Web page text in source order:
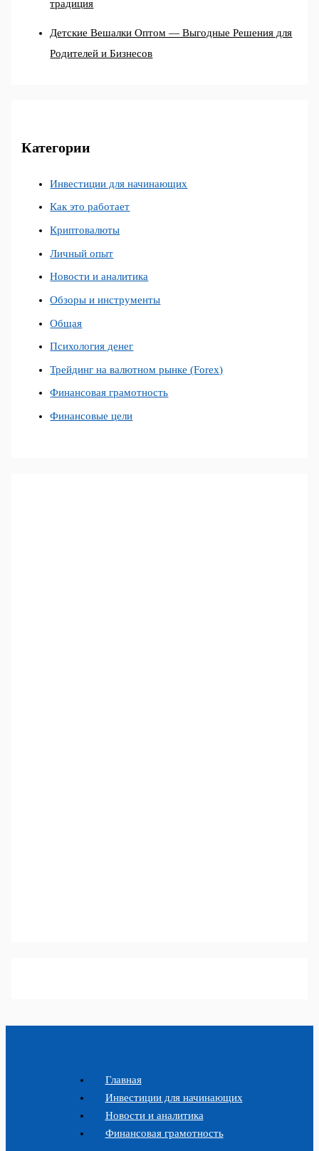
традиция
Детские Вешалки Оптом — Выгодные Решения для
Родителей и Бизнесов
Категории
Инвестиции для начинающих
Как это работает
Криптовалюты
Личный опыт
Новости и аналитика
Обзоры и инструменты
Общая
Психология денег
Трейдинг на валютном рынке (Forex)
Финансовая грамотность
Финансовые цели
Главная
Инвестиции для начинающих
Новости и аналитика
Финансовая грамотность